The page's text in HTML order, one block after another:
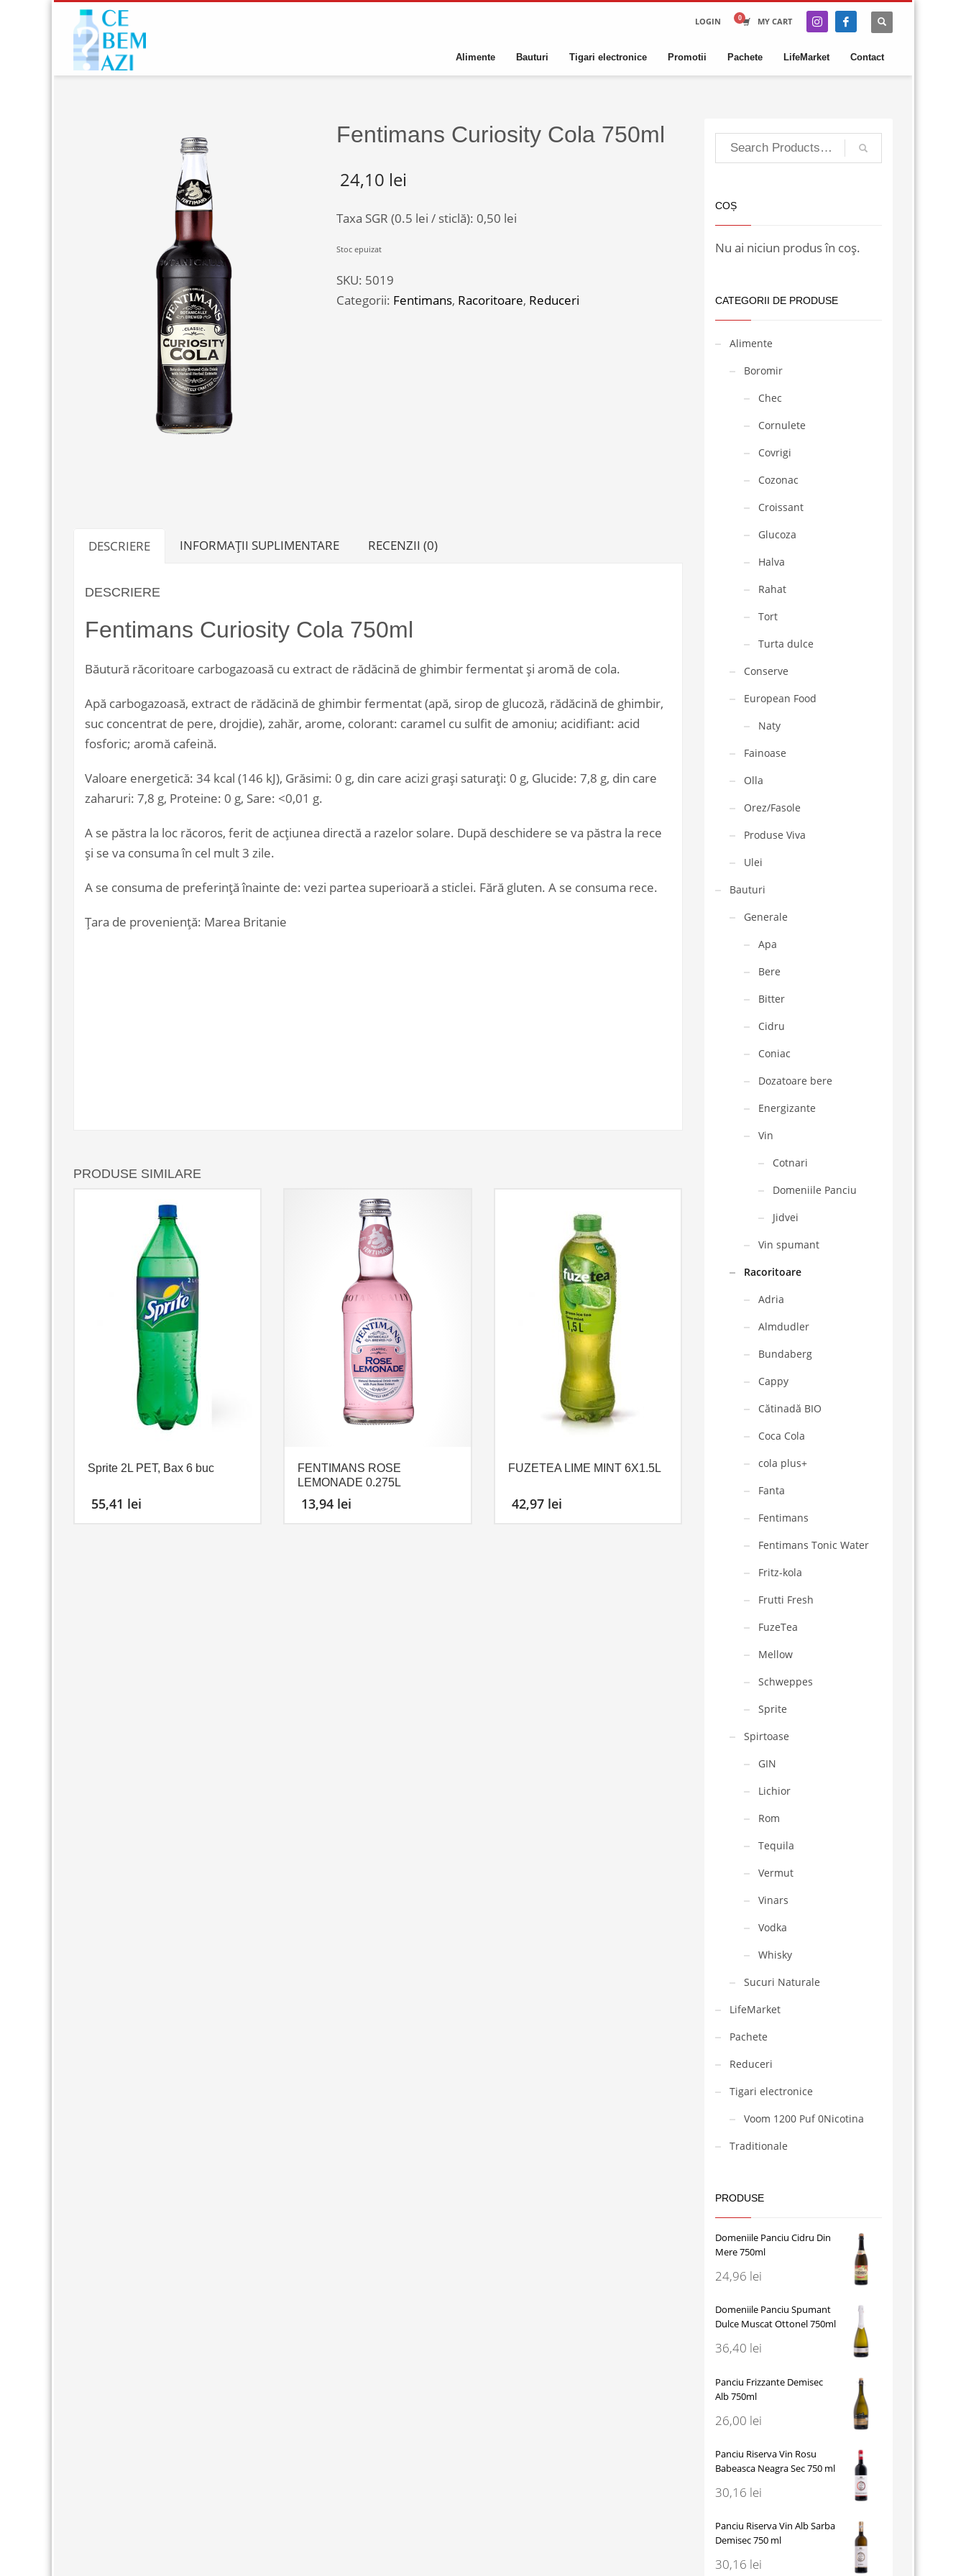
LOGIN MY CART
Alimente Bauturi Tigari electronice Promotii Pachete LifeMarket Contact
Fentimans Curiosity Cola 750ml
24,10 lei
Taxa SGR (0.5 lei / sticlă): 0,50 lei
Stoc epuizat
SKU: 5019
Categorii: Fentimans, Racoritoare, Reduceri
DESCRIERE INFORMAȚII SUPLIMENTARE RECENZII (0)
DESCRIERE
Fentimans Curiosity Cola 750ml
Băutură răcoritoare carbogazoasă cu extract de rădăcină de ghimbir fermentat și aromă de cola.
Apă carbogazoasă, extract de rădăcină de ghimbir fermentat (apă, sirop de glucoză, rădăcină de ghimbir,
suc concentrat de pere, drojdie), zahăr, arome, colorant: caramel cu sulfit de amoniu; acidifiant: acid
fosforic; aromă cafeină.
Valoare energetică: 34 kcal (146 kJ), Grăsimi: 0 g, din care acizi grași saturați: 0 g, Glucide: 7,8 g, din care
zaharuri: 7,8 g, Proteine: 0 g, Sare: <0,01 g.
A se păstra la loc răcoros, ferit de acțiunea directă a razelor solare. După deschidere se va păstra la rece
și se va consuma în cel mult 3 zile.
A se consuma de preferință înainte de: vezi partea superioară a sticlei. Fără gluten. A se consuma rece.
Țara de proveniență: Marea Britanie
PRODUSE SIMILARE
Sprite 2L PET, Bax 6 buc
55,41 lei
FENTIMANS ROSE
LEMONADE 0.275L
13,94 lei
FUZETEA LIME MINT 6X1.5L
42,97 lei
COȘ
Nu ai niciun produs în coș.
CATEGORII DE PRODUSE
Alimente
Boromir
Chec
Cornulete
Covrigi
Cozonac
Croissant
Glucoza
Halva
Rahat
Tort
Turta dulce
Conserve
European Food
Naty
Fainoase
Olla
Orez/Fasole
Produse Viva
Ulei
Bauturi
Generale
Apa
Bere
Bitter
Cidru
Coniac
Dozatoare bere
Energizante
Vin
Cotnari
Domeniile Panciu
Jidvei
Vin spumant
Racoritoare
Adria
Almdudler
Bundaberg
Cappy
Cătinadă BIO
Coca Cola
cola plus+
Fanta
Fentimans
Fentimans Tonic Water
Fritz-kola
Frutti Fresh
FuzeTea
Mellow
Schweppes
Sprite
Spirtoase
GIN
Lichior
Rom
Tequila
Vermut
Vinars
Vodka
Whisky
Sucuri Naturale
LifeMarket
Pachete
Reduceri
Tigari electronice
Voom 1200 Puf 0Nicotina
Traditionale
PRODUSE
Domeniile Panciu Cidru Din
Mere 750ml
24,96 lei
Domeniile Panciu Spumant
Dulce Muscat Ottonel 750ml
36,40 lei
Panciu Frizzante Demisec
Alb 750ml
26,00 lei
Panciu Riserva Vin Rosu
Babeasca Neagra Sec 750 ml
30,16 lei
Panciu Riserva Vin Alb Sarba
Demisec 750 ml
30,16 lei